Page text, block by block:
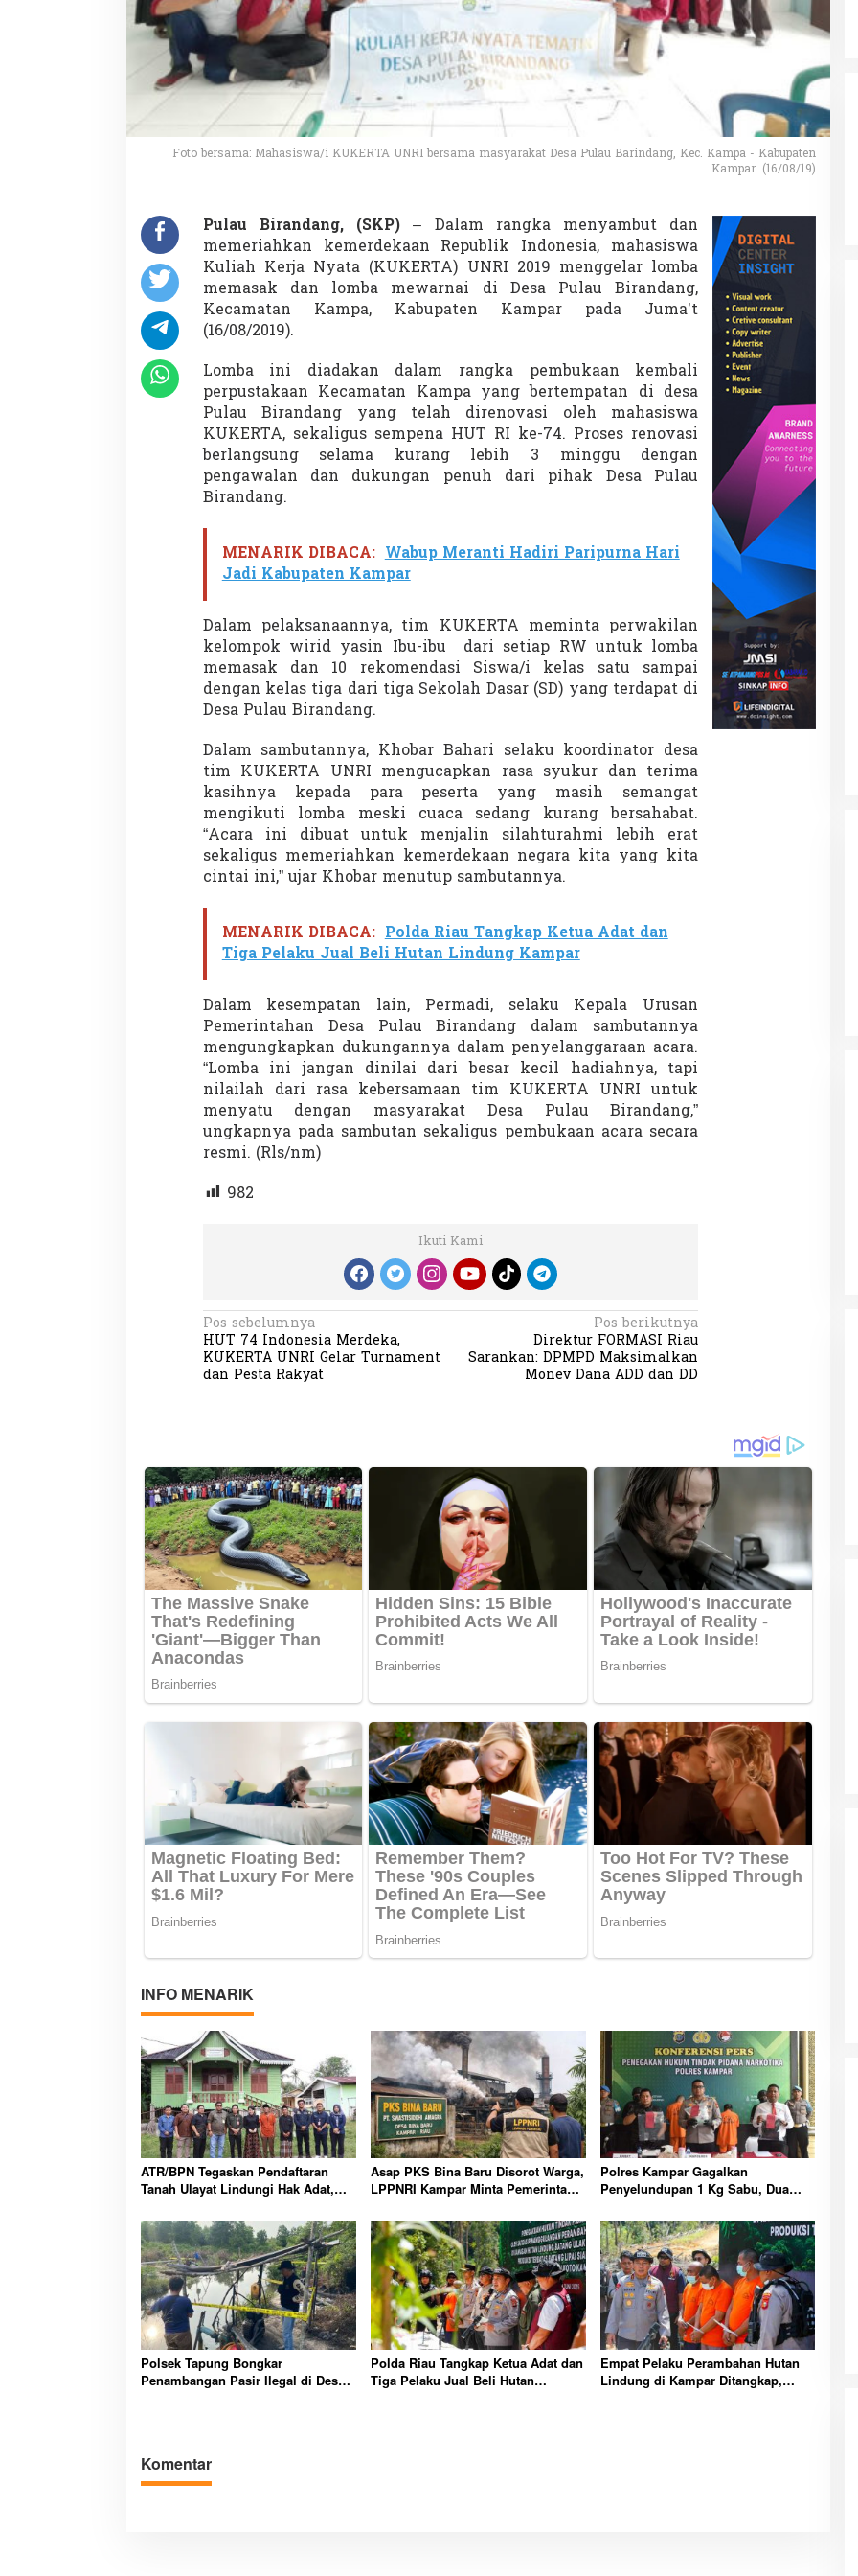
s
s
w
a
K
U
K
R
s
a
P
u
l
B
i
r
n
d
a
n
a
k
L
o
m
b
a
Foto bersama: Mahasiswa/i KUKERTA UNRI bersama masyarakat Desa Pulau Barindang, Kec. Kampa - Kabupaten
Kampar. (16/08/19)
Pulau Birandang, (SKP) – Dalam rangka menyambut dan
memeriahkan kemerdekaan Republik Indonesia, mahasiswa
Kuliah Kerja Nyata (KUKERTA) UNRI 2019 menggelar lomba
memasak dan lomba mewarnai di Desa Pulau Birandang,
Kecamatan Kampa, Kabupaten Kampar pada Juma’t
(16/08/2019).
Lomba ini diadakan dalam rangka pembukaan kembali
perpustakaan Kecamatan Kampa yang bertempatan di desa
Pulau Birandang yang telah direnovasi oleh mahasiswa
KUKERTA, sekaligus sempena HUT RI ke-74. Proses renovasi
berlangsung selama kurang lebih 3 minggu dengan
pengawalan dan dukungan penuh dari pihak Desa Pulau
Birandang.
MENARIK DIBACA: Wabup Meranti Hadiri Paripurna Hari
Jadi Kabupaten Kampar
Dalam pelaksanaannya, tim KUKERTA meminta perwakilan
kelompok wirid yasin Ibu-ibu dari setiap RW untuk lomba
memasak dan 10 rekomendasi Siswa/i kelas satu sampai
dengan kelas tiga dari tiga Sekolah Dasar (SD) yang terdapat di
Desa Pulau Birandang.
Dalam sambutannya, Khobar Bahari selaku koordinator desa
tim KUKERTA UNRI mengucapkan rasa syukur dan terima
kasihnya kepada para peserta yang masih semangat
mengikuti lomba meski cuaca sedang kurang bersahabat.
“Acara ini dibuat untuk menjalin silahturahmi lebih erat
sekaligus memeriahkan kemerdekaan negara kita yang kita
cintai ini,” ujar Khobar menutup sambutannya.
MENARIK DIBACA: Polda Riau Tangkap Ketua Adat dan
Tiga Pelaku Jual Beli Hutan Lindung Kampar
Dalam kesempatan lain, Permadi, selaku Kepala Urusan
Pemerintahan Desa Pulau Birandang dalam sambutannya
mengungkapkan dukungannya dalam penyelanggaraan acara.
“Lomba ini jangan dinilai dari besar kecil hadiahnya, tapi
nilailah dari rasa kebersamaan tim KUKERTA UNRI untuk
menyatu dengan masyarakat Desa Pulau Birandang,”
ungkapnya pada sambutan sekaligus pembukaan acara secara
resmi. (Rls/nm)
982
Ikuti Kami
N
a
v
a
s
i
p
o
s
Pos sebelumnya
HUT 74 Indonesia Merdeka,
KUKERTA UNRI Gelar Turnament
dan Pesta Rakyat
Pos berikutnya
Direktur FORMASI Riau
Sarankan: DPMPD Maksimalkan
Monev Dana ADD dan DD
INFO MENARIK
ATR/BPN Tegaskan Pendaftaran
Tanah Ulayat Lindungi Hak Adat,
Asap PKS Bina Baru Disorot Warga,
LPPNRI Kampar Minta Pemerintah
Polres Kampar Gagalkan
Penyelundupan 1 Kg Sabu, Dua
Polsek Tapung Bongkar
Penambangan Pasir Ilegal di Desa
Polda Riau Tangkap Ketua Adat dan
Tiga Pelaku Jual Beli Hutan
Empat Pelaku Perambahan Hutan
Lindung di Kampar Ditangkap,
Komentar
Penembakan Tragis Charlie Kirk di
Utah: Pelaku Senapan Jarak Jauh
Demonstrasi Gen-Z Guncang
Diadakan di Nanjing
Di GLOBAL, VIDEO 18 Januari 2024
Eksplore Meranti – Yok ke Meranti
Di Budaya, NASIONAL, VIDEO, Wisata |
13 Januari